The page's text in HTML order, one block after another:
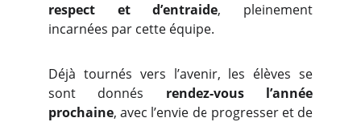
respect et d’entraide, pleinement
incarnées par cette équipe.
Déjà tournés vers l’avenir, les élèves se
sont donnés rendez-vous l’année
prochaine, avec l’envie de progresser et de